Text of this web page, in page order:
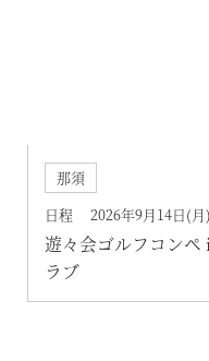
那須
日程 2026年9月14日(月
遊々会ゴルフコンペ
ラブ